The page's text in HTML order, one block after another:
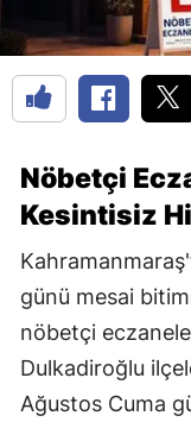
Nöbetçi
Kesintisiz
günü mesai
nöbetçi
Dulkadiroğlu
Ağustos Cuma